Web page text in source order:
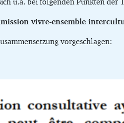
vivre-ensemble
vorgeschlagen: